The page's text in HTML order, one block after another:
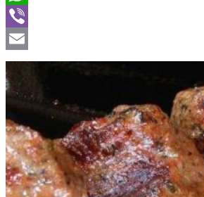
WhatsApp
Viber
Email